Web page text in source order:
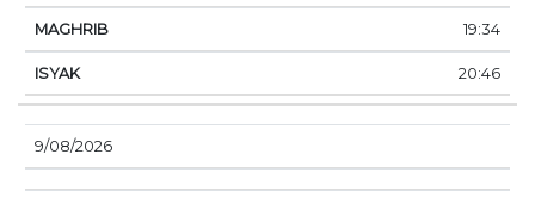
19:34
20:46
9/08/2026